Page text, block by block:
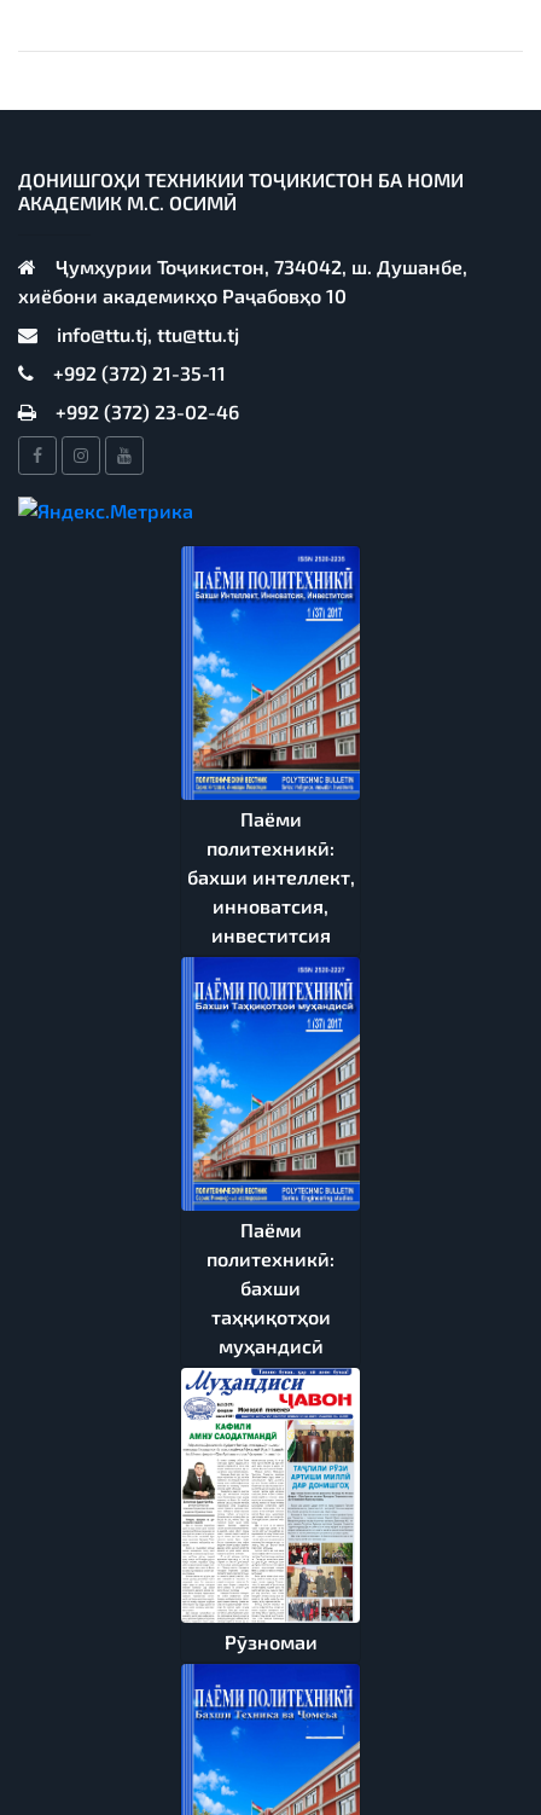
ДОНИШГОҲИ ТЕХНИКИИ ТОҶИКИСТОН БА НОМИ
АКАДЕМИК М.С. ОСИМӢ
Ҷумҳурии Тоҷикистон, 734042, ш. Душанбе,
хиёбони академикҳо Раҷабовҳо 10
info@ttu.tj, ttu@ttu.tj
+992 (372) 21-35-11
+992 (372) 23-02-46
Паёми
политехникӣ:
бахши интеллект,
инноватсия,
инвеститсия
Паёми
политехникӣ:
бахши
таҳқиқотҳои
муҳандисӣ
Рӯзномаи